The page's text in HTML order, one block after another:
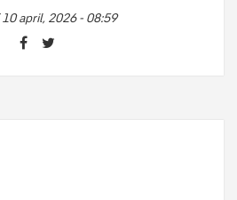
10 april, 2026 - 08:59